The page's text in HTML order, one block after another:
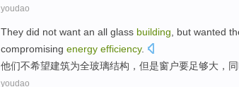
youdao
They did not want an all glass building, but wanted
compromising energy efficiency.
他们不希望建筑为全玻璃结构， 但是窗户要足够大 ，
youdao